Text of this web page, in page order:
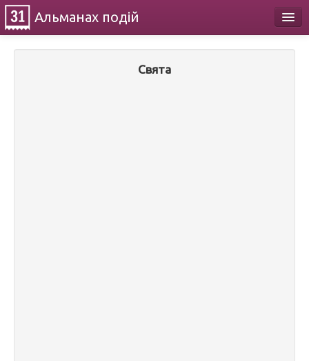
Альманах подій
Свята